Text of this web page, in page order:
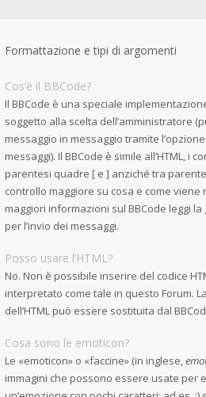
Formattazione e tipi di argomenti
Cos’è il BBCode?
Il BBCode è una speciale
soggetto alla scelta dell’amministratore
messaggio in messaggio tramite
messaggi). Il BBCode è simile all’HTML, i
parentesi quadre [ e ] anziché tra
controllo maggiore su cosa e come viene
maggiori informazioni sul BBCode leggi
per l’invio dei messaggi.
Posso usare l’HTML?
No. Non è possibile inserire del codice
interpretato come tale in questo Forum.
dell’HTML può essere sostituita dal
Cosa sono le emoticon?
Le «emoticon» o «faccine» (in inglese,
immagini che possono essere usate per